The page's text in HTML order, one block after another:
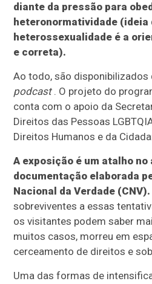
diante da pressão para
heteronormatividade (ideia
heterossexualidade é a
e correta).
Ao todo, são
podcast. O projeto do
conta com o apoio da
Direitos das Pessoas
Direitos Humanos e da
A exposição é um atalho no
documentação elaborada
Nacional da Verdade (CNV).
sobreviventes a essas
os visitantes podem saber
muitos casos, morreu em
cerceamento de direitos e
Uma das formas de